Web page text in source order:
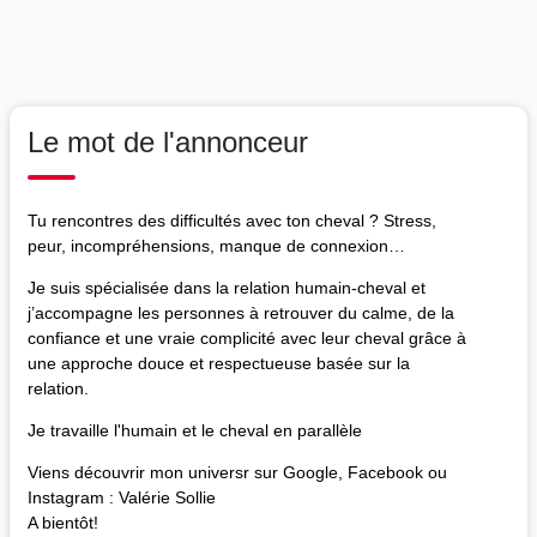
Le mot de l'annonceur
Tu rencontres des difficultés avec ton cheval ? Stress,
peur, incompréhensions, manque de connexion…
Je suis spécialisée dans la relation humain-cheval et
j’accompagne les personnes à retrouver du calme, de la
confiance et une vraie complicité avec leur cheval grâce à
une approche douce et respectueuse basée sur la
relation.
Je travaille l'humain et le cheval en parallèle
Viens découvrir mon universr sur Google, Facebook ou
Instagram : Valérie Sollie
A bientôt!